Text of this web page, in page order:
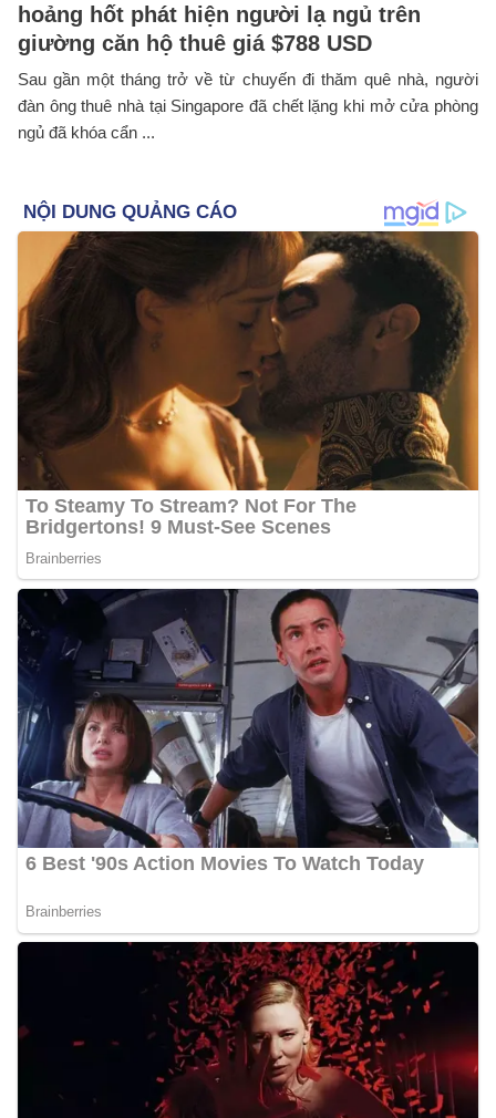
hoảng hốt phát hiện người lạ ngủ trên
giường căn hộ thuê giá $788 USD
Sau gần một tháng trở về từ chuyến đi thăm quê nhà, người
đàn ông thuê nhà tại Singapore đã chết lặng khi mở cửa phòng
ngủ đã khóa cẩn ...